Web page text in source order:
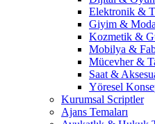
Elektronik &
Giyim &
Kozmetik &
Mobilya &
Mücevher &
Saat &
Yöresel
Kurumsal Scriptler
Ajans Temaları